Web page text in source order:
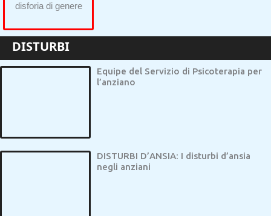
DISTURBI
Equipe del Servizio di Psicoterapia per
l’anziano
DISTURBI D’ANSIA: I disturbi d’ansia
negli anziani